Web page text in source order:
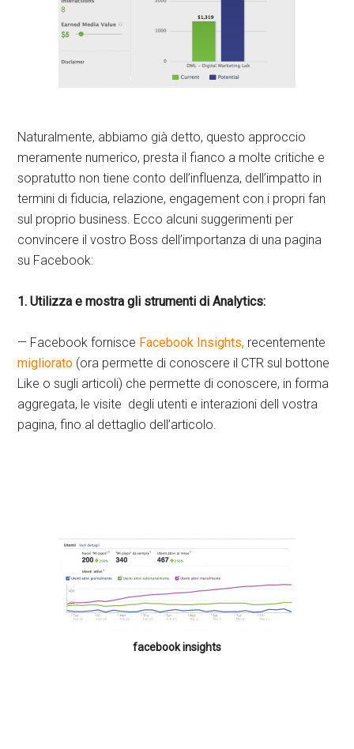
Naturalmente, abbiamo già detto, questo approccio
meramente numerico, presta il fianco a molte critiche e
sopratutto non tiene conto dell’influenza, dell’impatto in
termini di fiducia, relazione, engagement con i propri fan
sul proprio business. Ecco alcuni suggerimenti per
convincere il vostro Boss dell’importanza di una pagina
su Facebook:
1. Utilizza e mostra gli strumenti di Analytics:
— Facebook fornisce Facebook Insights, recentemente
migliorato (ora permette di conoscere il CTR sul bottone
Like o sugli articoli) che permette di conoscere, in forma
aggregata, le visite degli utenti e interazioni dell vostra
pagina, fino al dettaglio dell’articolo.
facebook insights